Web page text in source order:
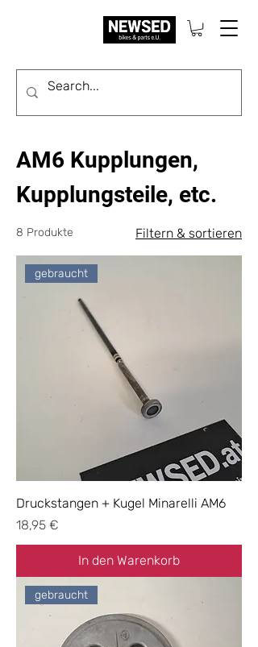
AM6 Kupplungen,
Kupplungsteile, etc.
8 Produkte Filtern & sortieren
gebraucht
Druckstangen + Kugel Minarelli AM6
Preis
18,95 €
In den Warenkorb
gebraucht